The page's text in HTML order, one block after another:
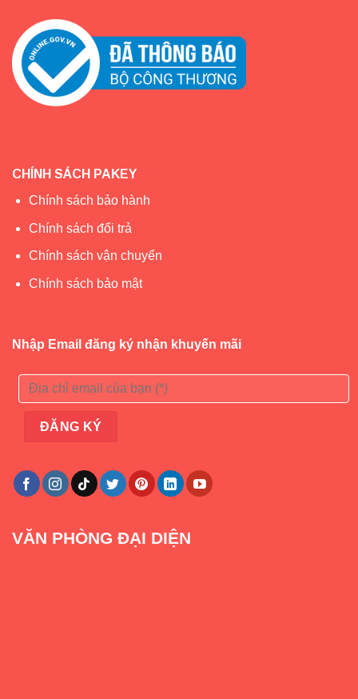
CHÍNH SÁCH PAKEY
Chính sách bảo hành
Chính sách đổi trả
Chính sách vận chuyển
Chính sách bảo mật
Nhập Email đăng ký nhận khuyến mãi
VĂN PHÒNG ĐẠI DIỆN